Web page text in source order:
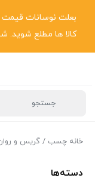
بعلت نوسانات
کالا ها مطلع شوید. شماره
خانه چسب / گریس و
دسته‌ها